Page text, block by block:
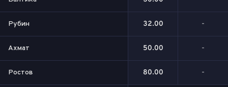
Рубин 32.00 -
Ахмат 50.00 -
Ростов 80.00 -